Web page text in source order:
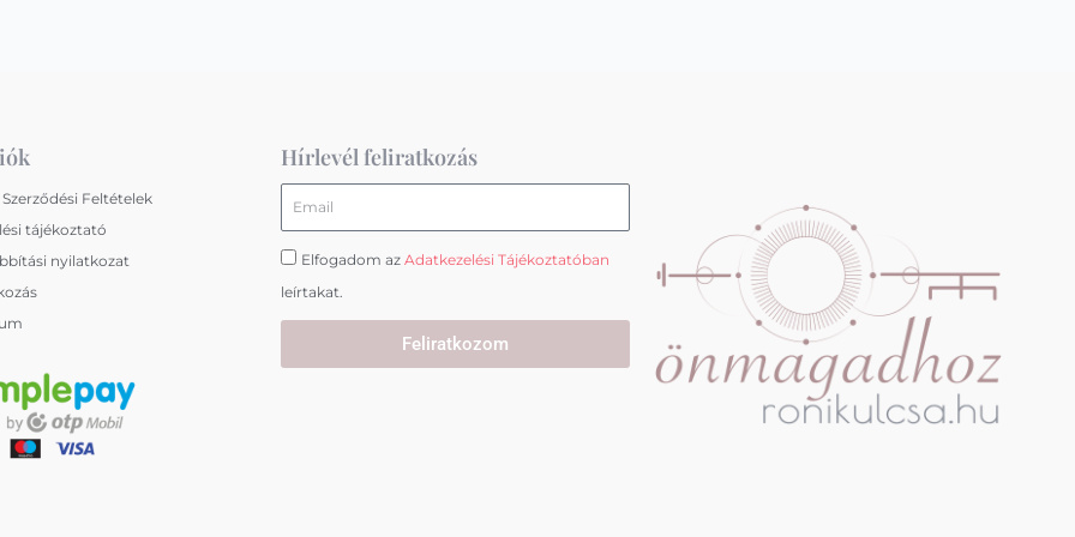
Feltételek
tájékoztató
nyilatkozat
Hírlevél feliratkozás
Email
Elfogadom az Adatkezelési Tájékoztatóban
leírtakat.
Feliratkozom